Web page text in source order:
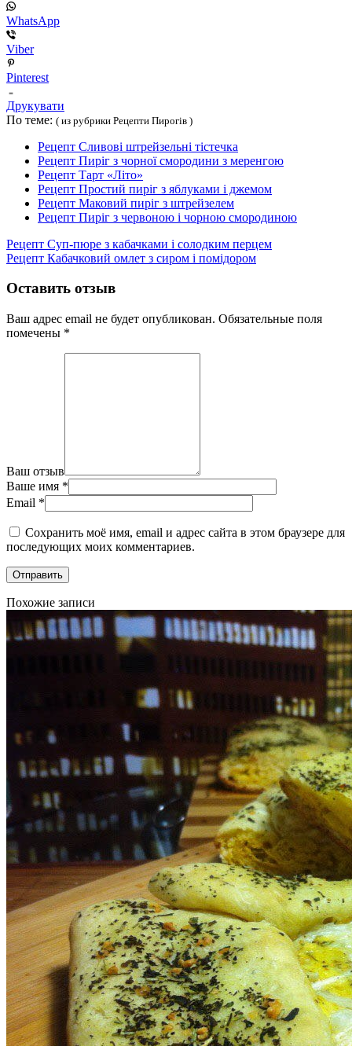
WhatsApp
Viber
Pinterest
Друкувати
По теме: ( из рубрики Рецепти Пирогів )
Рецепт Сливові штрейзельні тістечка
Рецепт Пиріг з чорної смородини з меренгою
Рецепт Тарт «Літо»
Рецепт Простий пиріг з яблуками і джемом
Рецепт Маковий пиріг з штрейзелем
Рецепт Пиріг з червоною і чорною смородиною
Рецепт Суп-пюре з кабачками і солодким перцем
Рецепт Кабачковий омлет з сиром і помідором
Оставить отзыв
Ваш адрес email не будет опубликован. Обязательные поля
помечены *
Ваш отзыв
Ваше имя *
Email *
Сохранить моё имя, email и адрес сайта в этом браузере для
последующих моих комментариев.
Похожие записи